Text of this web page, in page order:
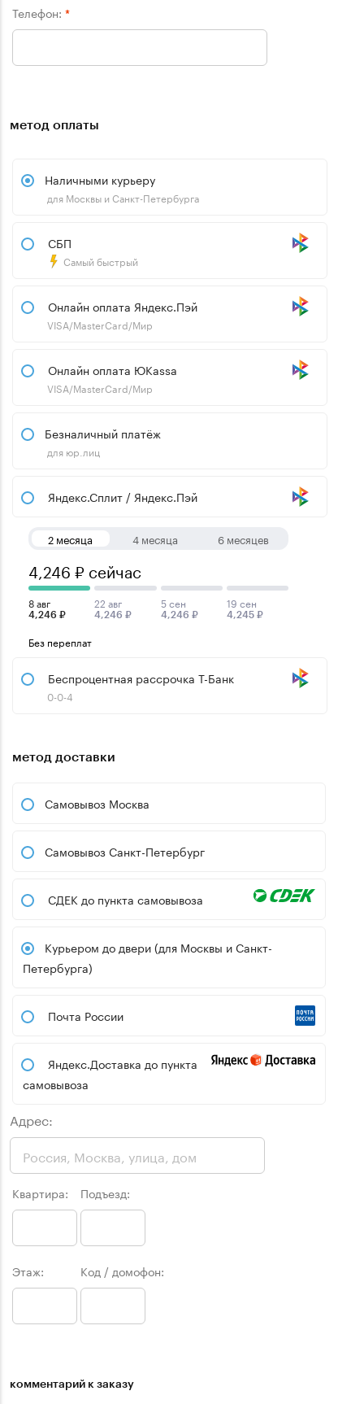
Телефон: *
метод оплаты
Наличными курьеру
для Москвы и Санкт-Петербурга
СБП
Самый быстрый
Онлайн оплата Яндекс.Пэй
VISA/MasterCard/Мир
Онлайн оплата ЮKassa
VISA/MasterCard/Мир
Безналичный платёж
для юр.лиц
Яндекс.Сплит / Яндекс.Пэй
2 месяца 4 месяца 6 месяцев
4,246 ₽ сейчас
8 авг
4,246 ₽
22 авг
4,246 ₽
5 сен
4,246 ₽
19 сен
4,245 ₽
Без переплат
Беспроцентная рассрочка Т-Банк
0-0-4
метод доставки
Самовывоз Москва
Самовывоз Санкт-Петербург
СДЕК до пункта самовывоза
Курьером до двери (для Москвы и Санкт-
Петербурга)
Почта России
Яндекс.Доставка до пункта
самовывоза
Адрес:
Квартира: Подъезд:
Этаж: Код / домофон:
комментарий к заказу